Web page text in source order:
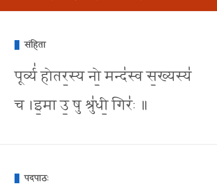
संहिता
पूर्व्य॑ होतर॒स्य नो॒ मन्द॑स्व स॒ख्यस्य॑
च ।इ॒मा उ॒ षु श्रु॑धी॒ गिरः॑ ॥
पदपाठः